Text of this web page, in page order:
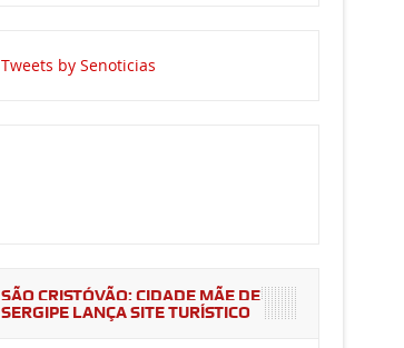
Tweets by Senoticias
SÃO CRISTÓVÃO: CIDADE MÃE DE
SERGIPE LANÇA SITE TURÍSTICO